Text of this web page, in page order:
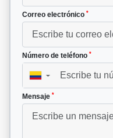
Correo electrónico *
Número de teléfono *
▼
Mensaje *